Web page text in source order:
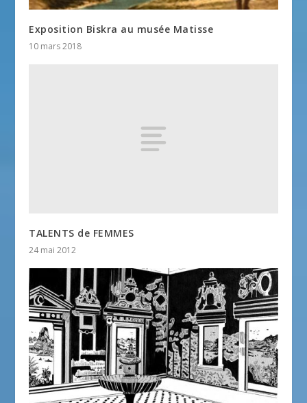
Exposition Biskra au musée Matisse
10 mars 2018
TALENTS de FEMMES
24 mai 2012